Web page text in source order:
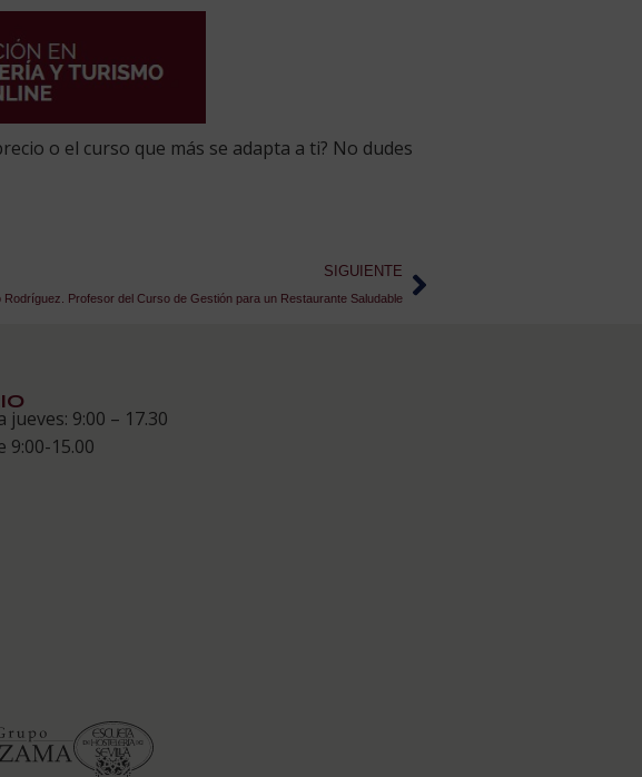
o el curso que más se adapta a ti? No dudes
SIGUIENTE
Rodríguez. Profesor del Curso de Gestión para un Restaurante Saludable
jueves: 9:00 – 17.30
9:00-15.00